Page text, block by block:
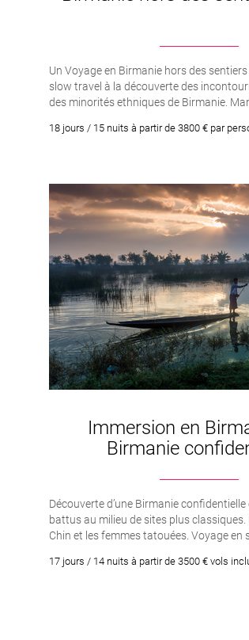
La
Le
Un Voyage en Birmanie hors des
slow travel à la découverte des
des minorités ethniques de Birmanie.
- Indein - Lac Inle - Sagar - Loikaw.
18 jours / 15 nuits à partir de 3800 € par
Immersion en
Birmanie
Découverte d’une Birmanie
battus au milieu de sites plus classiques.
Chin et les femmes tatouées. Voyage en
17 jours / 14 nuits à partir de 3500 € vols